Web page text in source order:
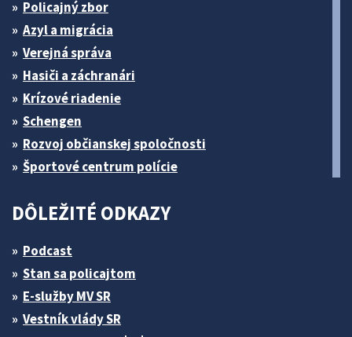
Policajný zbor
Azyl a migrácia
Verejná správa
Hasiči a záchranári
Krízové riadenie
Schengen
Rozvoj občianskej spoločnosti
Športové centrum polície
DÔLEŽITÉ ODKAZY
Podcast
Stan sa policajtom
E-služby MV SR
Vestník vlády SR